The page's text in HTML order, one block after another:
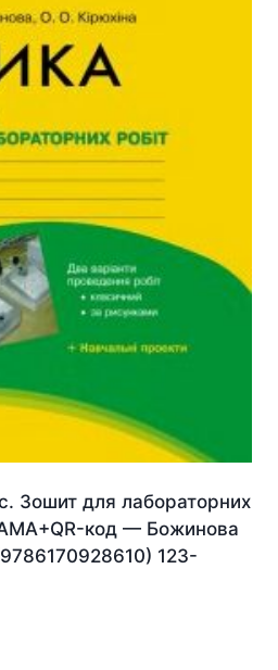
Зошит для лабораторних
код — Божинова
123-